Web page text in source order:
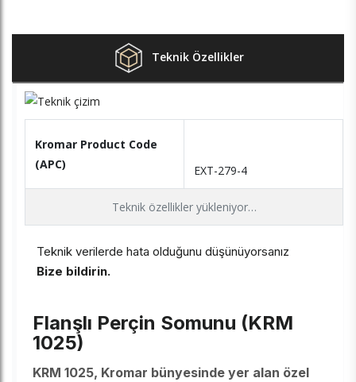
Teknik Özellikler
Kromar Product Code
(APC)
EXT-279-4
Teknik özellikler yükleniyor…
Teknik verilerde hata olduğunu düşünüyorsanız
Bize bildirin.
Flanşlı Perçin Somunu (KRM
1025)
KRM 1025, Kromar bünyesinde yer alan özel